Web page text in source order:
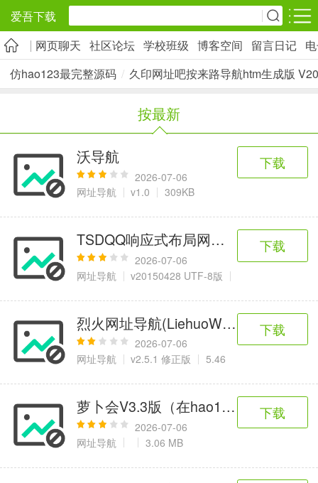
爱吾下载
安卓应用 安卓游戏
旅游出行
社交通讯
2千+款应用
影音播放
实用工具
2万+款应用
2百+款应用
网上购物
资讯阅读
1万+款应用
学习办公
3万+款应用
生活服务
2万+款应用
医疗健康
6千+款应用
母婴育儿
2百+款应用
趣味娱乐
3千+款应用
9百+款应用
网页聊天 社区论坛 学校班级 博客空间 留言日记
仿hao123最完整源码 / 久印网址吧按来路导航htm生成版
按最新
沃导航
2026-07-06
网址导航
v1.0 309KB
下载
TSDQQ响应式布局网址导航系统带后
2026-07-06
网址导航
v20150428 UTF-8版
下载
烈火网址导航(LiehuoWms)管理系统
2026-07-06
网址导航
v2.5.1 修正版 5.46
下载
萝卜会V3.3版（在hao123上更新，修
2026-07-06
网址导航
3.06 MB
下载